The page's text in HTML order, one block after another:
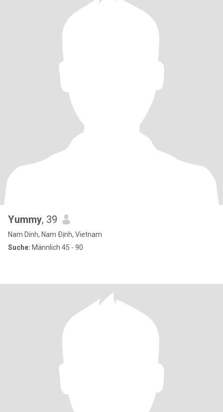
Yummy, 39
Nam Dinh, Nam Ðịnh, Vietnam
Suche: Männlich 45 - 90